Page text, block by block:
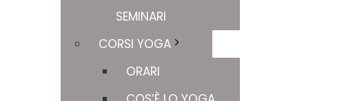
SEMINARI
CORSI YOGA
ORARI